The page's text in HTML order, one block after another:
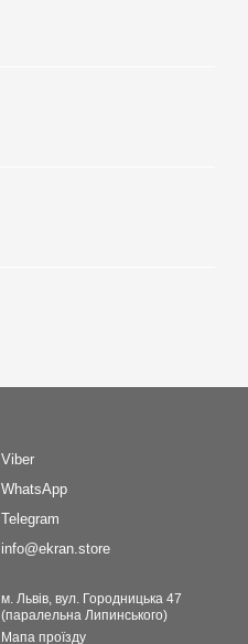
Viber
WhatsApp
Telegram
info@ekran.store
м. Львів, вул. Городницька 47
(паралельна Липинського)
Мапа проїзду